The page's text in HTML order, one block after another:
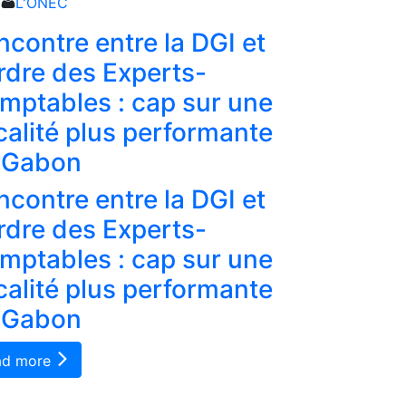
entre la DGI et
des Experts-
: cap sur une
plus performante
entre la DGI et
des Experts-
: cap sur une
plus performante
more